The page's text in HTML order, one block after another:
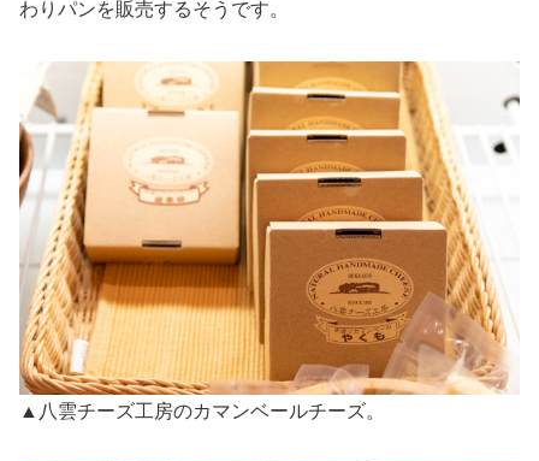
わりパンを販売するそうです。
▲八雲チーズ工房のカマンベールチーズ。